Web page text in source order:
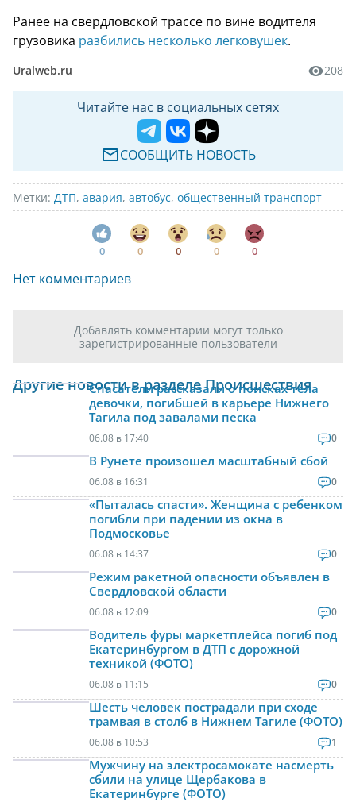
Ранее на свердловской трассе по вине водителя
грузовика разбились несколько легковушек.
Uralweb.ru 208
Читайте нас в социальных сетях
СООБЩИТЬ НОВОСТЬ
Метки: ДТП, авария, автобус, общественный транспорт
0 0 0 0 0
Нет комментариев
Добавлять комментарии могут только
зарегистрированные пользователи
Другие новости в разделе Происшествия
Спасатели рассказали о поисках тела
девочки, погибшей в карьере Нижнего
Тагила под завалами песка
06.08 в 17:40 0
В Рунете произошел масштабный сбой
06.08 в 16:31 0
«Пыталась спасти». Женщина с ребенком
погибли при падении из окна в
Подмосковье
06.08 в 14:37 0
Режим ракетной опасности объявлен в
Свердловской области
06.08 в 12:09 0
Водитель фуры маркетплейса погиб под
Екатеринбургом в ДТП с дорожной
техникой (ФОТО)
06.08 в 11:15 0
Шесть человек пострадали при сходе
трамвая в столб в Нижнем Тагиле (ФОТО)
06.08 в 10:53 1
Мужчину на электросамокате насмерть
сбили на улице Щербакова в
Екатеринбурге (ФОТО)